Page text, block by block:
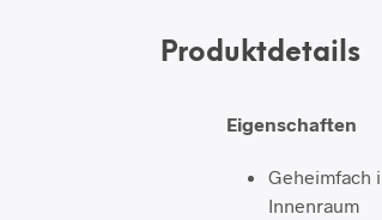
Produktdetails
Eigenschaften
Geheimfach
Innenraum